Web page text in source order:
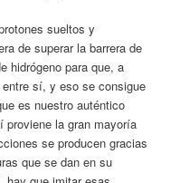
sueltos y
de superar la barrera de
hidrógeno para que, a
sí, y eso se consigue
es nuestro auténtico
proviene la gran mayoría
se producen gracias
que se dan en su